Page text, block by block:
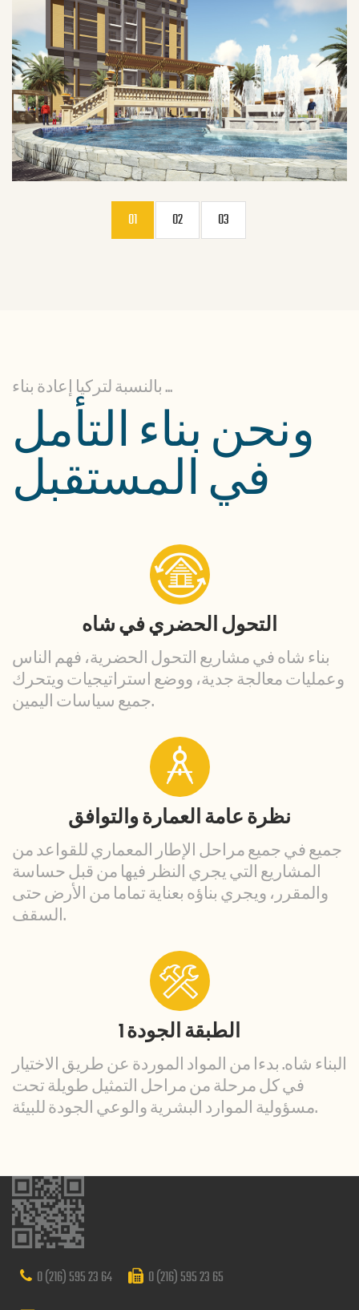
01 02 03
بالنسبة لتركيا إعادة بناء ...
ونحن بناء التأمل
في المستقبل
التحول الحضري في شاه
بناء شاه في مشاريع التحول الحضرية، فهم الناس
وعمليات معالجة جدية، ووضع استراتيجيات ويتحرك
جميع سياسات اليمين.
نظرة عامة العمارة والتوافق
جميع في جميع مراحل الإطار المعماري للقواعد من
المشاريع التي يجري النظر فيها من قبل حساسة
والمقرر، ويجري بناؤه بعناية تماما من الأرض حتى
السقف.
1 الطبقة الجودة
البناء شاه. بدءا من المواد الموردة عن طريق الاختيار
في كل مرحلة من مراحل التمثيل طويلة تحت
مسؤولية الموارد البشرية والوعي الجودة للبيئة.
0 (216) 595 23 64 0 (216) 595 23 65